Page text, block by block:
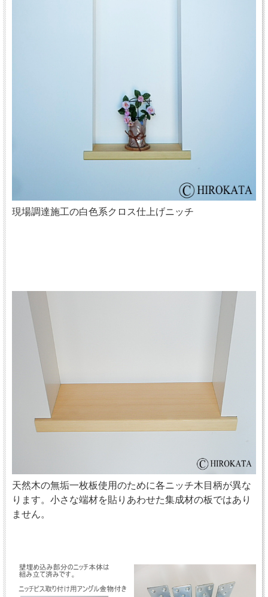
現場調達施工の白色系クロス仕上げニッチ
天然木の無垢一枚板使用のために各ニッチ木目柄が異な
ります。小さな端材を貼りあわせた集成材の板ではあり
ません。